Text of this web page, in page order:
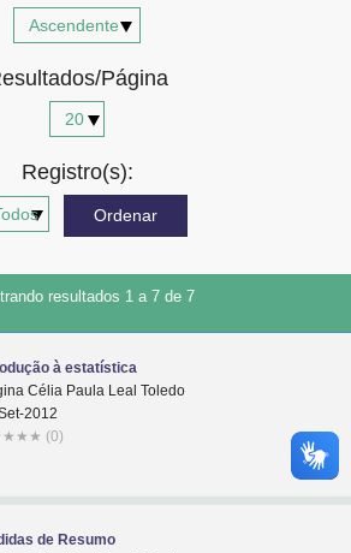
Página
Registro(s):
resultados 1 a 7 de 7
à estatística
Célia Paula Leal Toledo
2012
★ ★ ★ (0)
de Resumo